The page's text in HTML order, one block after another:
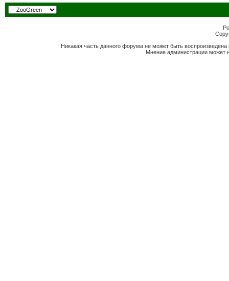
Никакая часть данного форума не может быть
Мнение администрации может